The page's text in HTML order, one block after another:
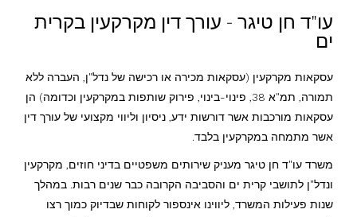
עו"ד חן טיגר - עורך דין מקרקעין בקרית
ים
עסקאות מקרקעין (עסקאות מכירה או רכישה של נדל"ן, העברה ללא
תמורה, תמ"א 38, פינוי-בינוי, פירוק שותפות במקרקעין וכדומה) הן
עסקאות מורכבות אשר דורשות ידע, ניסיון וליווי מקצועי של עורך דין
אשר מתמחה במקרקעין בלבד.
משרד עו"ד חן טיגר מעניק שירותים משפטיים בדיני חוזים, מקרקעין
ונדל"ן לתושבי קרית ים והסביבה הקרובה כבר שנים רבות. במהלך
שנות פעילות המשרד, ליווינו אינספור לקוחות שבדיוק כמוך רצו